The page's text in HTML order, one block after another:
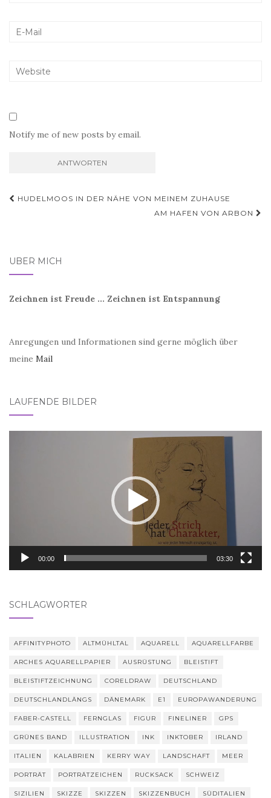
Notify me of new posts by email.
Beitragsnavigation
HUDELMOOS IN DER NÄHE VON MEINEM ZUHAUSE
AM HAFEN VON ARBON
ÜBER MICH
Zeichnen ist Freude ... Zeichnen ist Entspannung
Anregungen und Informationen sind gerne möglich über
meine Mail
LAUFENDE BILDER
00:00 03:30
SCHLAGWÖRTER
AFFINITYPHOTO ALTMÜHLTAL AQUARELL AQUARELLFARBE
ARCHES AQUARELLPAPIER AUSRÜSTUNG BLEISTIFT
BLEISTIFTZEICHNUNG CORELDRAW DEUTSCHLAND
DEUTSCHLANDLÄNGS DÄNEMARK E1 EUROPAWANDERUNG
FABER-CASTELL FERNGLAS FIGUR FINELINER GPS
GRÜNES BAND ILLUSTRATION INK INKTOBER IRLAND
ITALIEN KALABRIEN KERRY WAY LANDSCHAFT MEER
PORTRÄT PORTRÄTZEICHEN RUCKSACK SCHWEIZ
SIZILIEN SKIZZE SKIZZEN SKIZZENBUCH SÜDITALIEN